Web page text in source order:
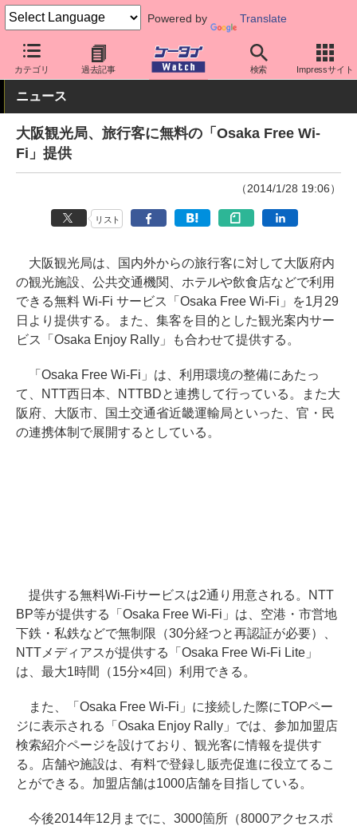
Powered by Translate
カテゴリ 過去記事 検索 Impressサイト
ケータイ Watch OS iPhone (iOS) アプリ・サービス
ニュース
大阪観光局、旅行客に無料の「Osaka Free Wi-
Fi」提供
（2014/1/28 19:06）
リスト
大阪観光局は、国内外からの旅行客に対して大阪府内
の観光施設、公共交通機関、ホテルや飲食店などで利用
できる無料 Wi-Fi サービス「Osaka Free Wi-Fi」を1月29
日より提供する。また、集客を目的とした観光案内サー
ビス「Osaka Enjoy Rally」も合わせて提供する。
「Osaka Free Wi-Fi」は、利用環境の整備にあたっ
て、NTT西日本、NTTBDと連携して行っている。また大
阪府、大阪市、国土交通省近畿運輸局といった、官・民
の連携体制で展開するとしている。
提供する無料Wi-Fiサービスは2通り用意される。NTT
BP等が提供する「Osaka Free Wi-Fi」は、空港・市営地
下鉄・私鉄などで無制限（30分経つと再認証が必要）、
NTTメディアスが提供する「Osaka Free Wi-Fi Lite」
は、最大1時間（15分×4回）利用できる。
また、「Osaka Free Wi-Fi」に接続した際にTOPペー
ジに表示される「Osaka Enjoy Rally」では、参加加盟店
検索紹介ページを設けており、観光客に情報を提供す
る。店舗や施設は、有料で登録し販売促進に役立てるこ
とができる。加盟店舗は1000店舗を目指している。
今後2014年12月までに、3000箇所（8000アクセスポ